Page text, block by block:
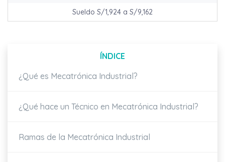
Sueldo S/1,924 a S/9,162
ÍNDICE
¿Qué es Mecatrónica Industrial?
¿Qué hace un Técnico en Mecatrónica Industrial?
Ramas de la Mecatrónica Industrial